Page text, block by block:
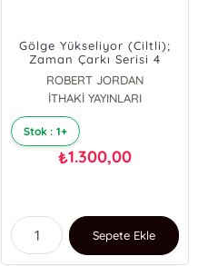
Gölge Yükseliyor (Ciltli);
Zaman Çarkı Serisi 4
ROBERT JORDAN
İTHAKİ YAYINLARI
Stok : 1+
₺1.300,00
Sepete Ekle